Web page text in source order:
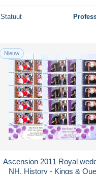
Statuut
Nieuw
Ascension 2011 Royal
NH, History - Kings &